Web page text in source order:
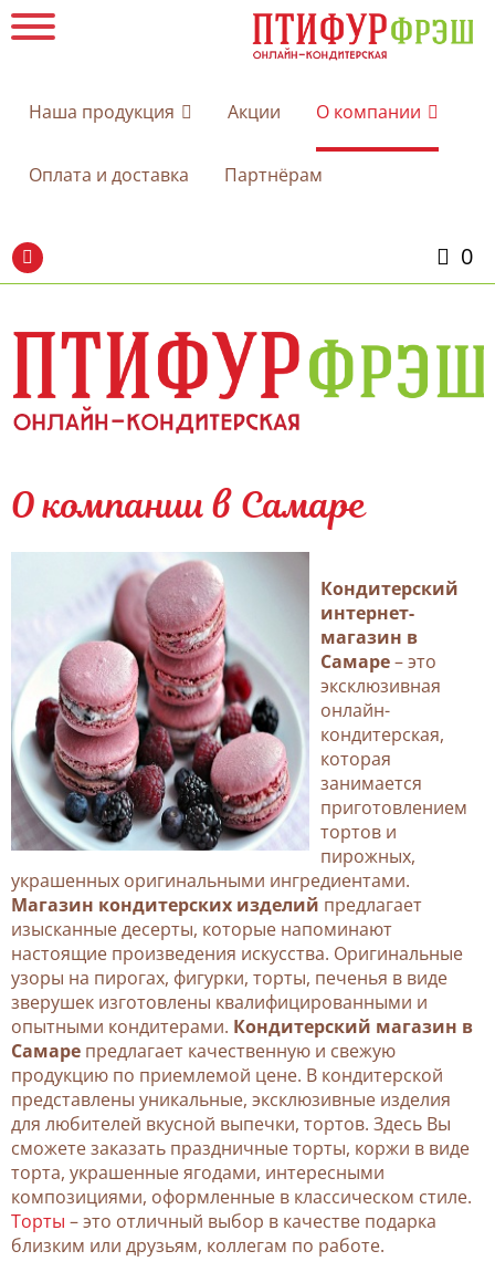
Наша продукция Акции О компании
Оплата и доставка Партнёрам
0
О компании в Самаре
Кондитерский
интернет-
магазин в
Самаре– это
эксклюзивная
онлайн-
кондитерская,
которая
занимается
приготовлением
тортов и
пирожных,
украшенных оригинальными ингредиентами.
Магазин кондитерских изделий предлагает
изысканные десерты, которые напоминают
настоящие произведения искусства. Оригинальные
узоры на пирогах, фигурки, торты, печенья в виде
зверушек изготовлены квалифицированными и
опытными кондитерами. Кондитерский магазин в
Самаре предлагает качественную и свежую
продукцию по приемлемой цене. В кондитерской
представлены уникальные, эксклюзивные изделия
для любителей вкусной выпечки, тортов. Здесь Вы
сможете заказать праздничные торты, коржи в виде
торта, украшенные ягодами, интересными
композициями, оформленные в классическом стиле.
Торты – это отличный выбор в качестве подарка
близким или друзьям, коллегам по работе.